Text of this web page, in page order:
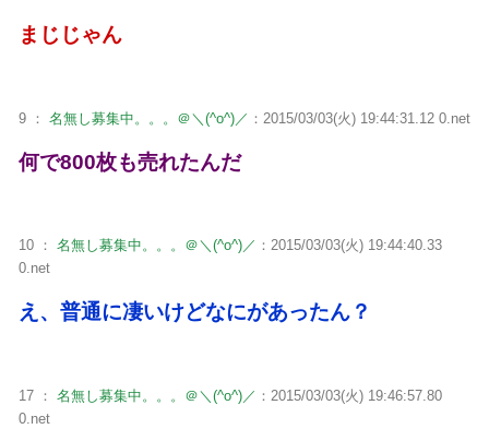
まじじゃん
9 ： 名無し募集中。。。＠＼(^o^)／ ：2015/03/03(火) 19:44:31.12 0.net
何で800枚も売れたんだ
10 ： 名無し募集中。。。＠＼(^o^)／ ：2015/03/03(火) 19:44:40.33
0.net
え、普通に凄いけどなにがあったん？
17 ： 名無し募集中。。。＠＼(^o^)／ ：2015/03/03(火) 19:46:57.80
0.net